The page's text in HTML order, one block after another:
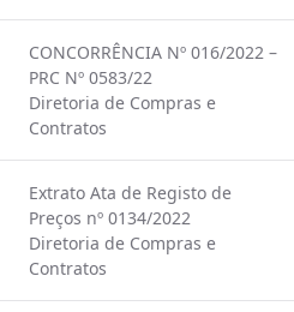
CONCORRÊNCIA Nº 016/2022 –
PRC Nº 0583/22
Diretoria de Compras e
Contratos
Extrato Ata de Registo de
Preços nº 0134/2022
Diretoria de Compras e
Contratos